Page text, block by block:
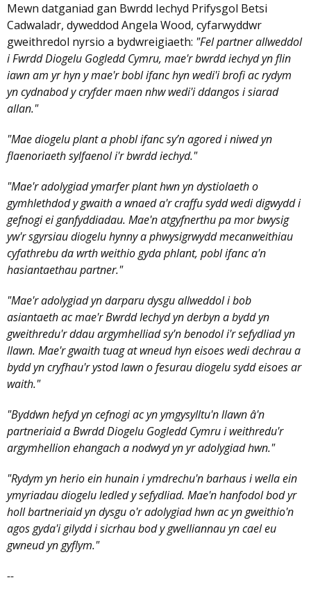
Mewn datganiad gan Bwrdd Iechyd Prifysgol Betsi
Cadwaladr, dyweddod Angela Wood, cyfarwyddwr
gweithredol nyrsio a bydwreigiaeth: "Fel partner allweddol
i Fwrdd Diogelu Gogledd Cymru, mae'r bwrdd iechyd yn flin
iawn am yr hyn y mae'r bobl ifanc hyn wedi'i brofi ac rydym
yn cydnabod y cryfder maen nhw wedi'i ddangos i siarad
allan."
"Mae diogelu plant a phobl ifanc sy’n agored i niwed yn
flaenoriaeth sylfaenol i'r bwrdd iechyd."
"Mae'r adolygiad ymarfer plant hwn yn dystiolaeth o
gymhlethdod y gwaith a wnaed a'r craffu sydd wedi digwydd i
gefnogi ei ganfyddiadau. Mae'n atgyfnerthu pa mor bwysig
yw'r sgyrsiau diogelu hynny a phwysigrwydd mecanweithiau
cyfathrebu da wrth weithio gyda phlant, pobl ifanc a'n
hasiantaethau partner."
"Mae'r adolygiad yn darparu dysgu allweddol i bob
asiantaeth ac mae'r Bwrdd Iechyd yn derbyn a bydd yn
gweithredu'r ddau argymhelliad sy'n benodol i'r sefydliad yn
llawn. Mae'r gwaith tuag at wneud hyn eisoes wedi dechrau a
bydd yn cryfhau'r ystod lawn o fesurau diogelu sydd eisoes ar
waith."
"Byddwn hefyd yn cefnogi ac yn ymgysylltu'n llawn â'n
partneriaid a Bwrdd Diogelu Gogledd Cymru i weithredu'r
argymhellion ehangach a nodwyd yn yr adolygiad hwn."
"Rydym yn herio ein hunain i ymdrechu'n barhaus i wella ein
ymyriadau diogelu ledled y sefydliad. Mae'n hanfodol bod yr
holl bartneriaid yn dysgu o'r adolygiad hwn ac yn gweithio'n
agos gyda'i gilydd i sicrhau bod y gwelliannau yn cael eu
gwneud yn gyflym."
--